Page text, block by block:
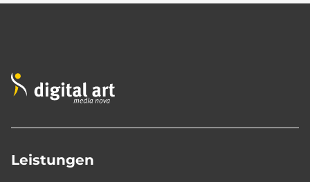
Leistungen